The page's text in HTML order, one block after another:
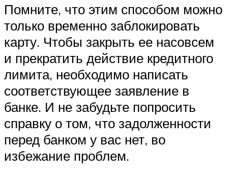
Помните, что этим способом можно
только временно заблокировать
карту. Чтобы закрыть ее насовсем
и прекратить действие кредитного
лимита, необходимо написать
соответствующее заявление в
банке. И не забудьте попросить
справку о том, что задолженности
перед банком у вас нет, во
избежание проблем.